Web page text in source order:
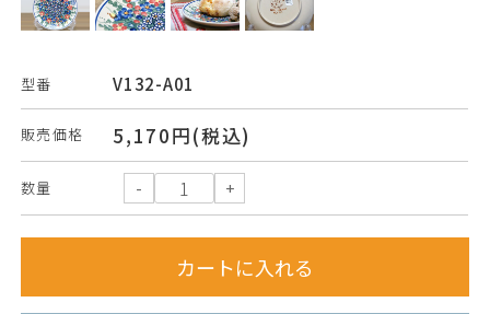
型番 V132-A01
販売価格 5,170円(税込)
数量